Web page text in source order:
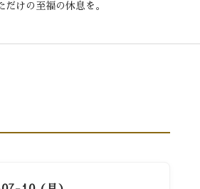
だけの至福の休息を。